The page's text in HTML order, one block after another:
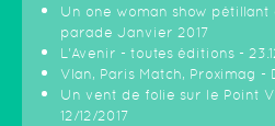
Un one woman show
parade Janvier 2017
L'Avenir - toutes éditions -
Vlan, Paris Match, Proximag -
Un vent de folie sur le Point
12/12/2017